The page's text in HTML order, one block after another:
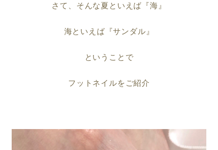
さて、そんな夏といえば『海 ️』
海といえば『サンダル 』
ということで
フットネイルをご紹介